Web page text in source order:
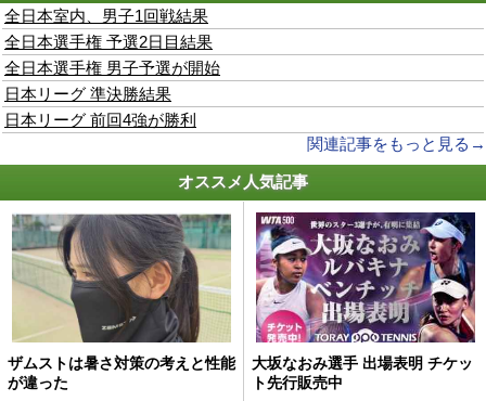
全日本室内、男子1回戦結果
全日本選手権 予選2日目結果
全日本選手権 男子予選が開始
日本リーグ 準決勝結果
日本リーグ 前回4強が勝利
関連記事をもっと見る→
オススメ人気記事
ザムストは暑さ対策の考えと性能
が違った
大坂なおみ選手 出場表明 チケッ
ト先行販売中